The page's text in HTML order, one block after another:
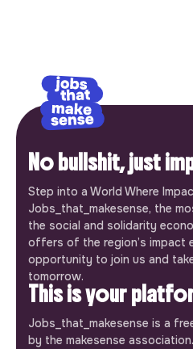
No bullshit, just
Step into a World Where
Jobs_that_makesense, the
the social and solidarity
offers of the region’s impact
opportunity to join us and
tomorrow.
This is your
Jobs_that_makesense is a
by the makesense